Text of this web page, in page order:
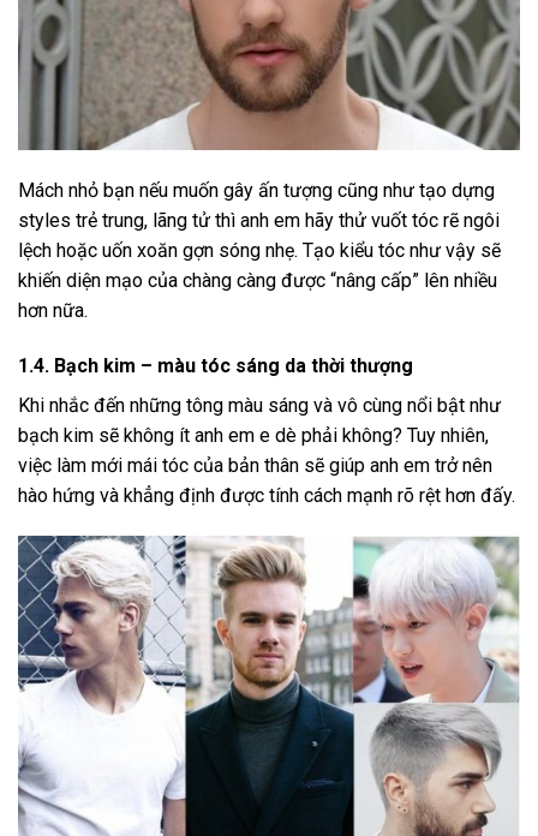
Mách nhỏ bạn nếu muốn gây ấn tượng cũng như tạo dựng
styles trẻ trung, lãng tử thì anh em hãy thử vuốt tóc rẽ ngôi
lệch hoặc uốn xoăn gợn sóng nhẹ. Tạo kiểu tóc như vậy sẽ
khiến diện mạo của chàng càng được “nâng cấp” lên nhiều
hơn nữa.
1.4. Bạch kim – màu tóc sáng da thời thượng
Khi nhắc đến những tông màu sáng và vô cùng nổi bật như
bạch kim sẽ không ít anh em e dè phải không? Tuy nhiên,
việc làm mới mái tóc của bản thân sẽ giúp anh em trở nên
hào hứng và khẳng định được tính cách mạnh rõ rệt hơn đấy.